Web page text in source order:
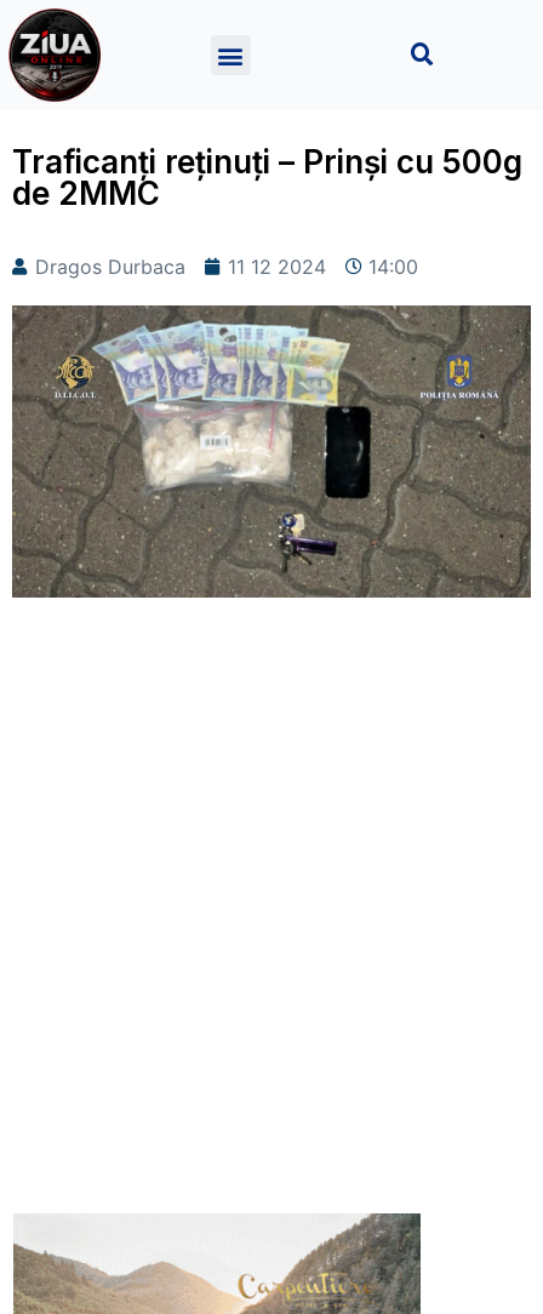
Traficanți reținuți – Prinși cu 500g
de 2MMC
Dragos Durbaca 11 12 2024 14:00